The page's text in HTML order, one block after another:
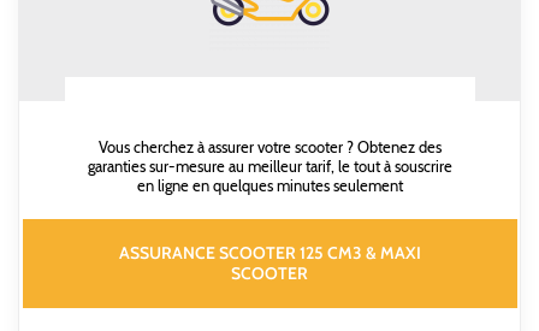
Vous cherchez à assurer votre scooter ? Obtenez des
garanties sur-mesure au meilleur tarif, le tout à souscrire
en ligne en quelques minutes seulement
ASSURANCE SCOOTER 125 CM3 & MAXI
SCOOTER